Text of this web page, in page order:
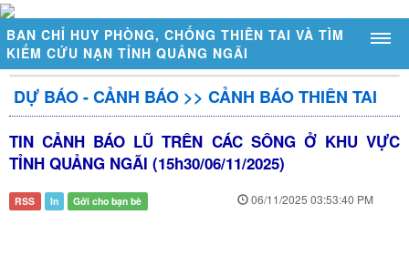
BAN CHỈ HUY PHÒNG, CHỐNG THIÊN TAI VÀ TÌM
KIẾM CỨU NẠN TỈNH QUẢNG NGÃI
GIỚI THIỆU
Sơ đồ tổ chức
Đặc điểm thiên tai tỉnh Quảng Ngãi
DỰ BÁO - CẢNH BÁO >> CẢNH BÁO THIÊN TAI
TIN CẢNH BÁO LŨ TRÊN CÁC SÔNG Ở KHU VỰC
TỈNH QUẢNG NGÃI (15h30/06/11/2025)
RSS In Gởi cho bạn bè 06/11/2025 03:53:40 PM